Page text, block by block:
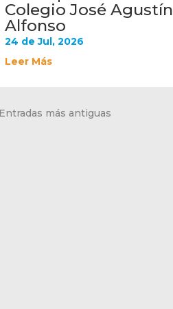
Colegio José Agustín
Alfonso
24 de Jul, 2026
Leer Más
más antiguas